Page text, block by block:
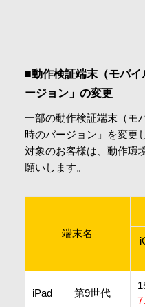
■動作検証端末（モバ
ージョン」の変更
一部の動作検証端末（モ
時のバージョン」を変更
対象のお客様は、動作環
願いします。
端末名
iPad 第9世代